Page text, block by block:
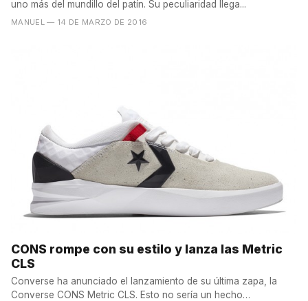
uno más del mundillo del patín. Su peculiaridad llega...
MANUEL — 14 DE MARZO DE 2016
CONS rompe con su estilo y lanza las Metric
CLS
Converse ha anunciado el lanzamiento de su última zapa, la
Converse CONS Metric CLS. Esto no sería un hecho